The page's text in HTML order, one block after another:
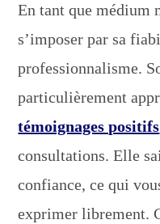
En tant que médium
s’imposer par sa
professionnalisme.
particulièrement
témoignages positifs
consultations. Elle
confiance, ce qui
exprimer librement.